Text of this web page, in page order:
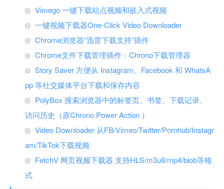
Vimego 一键下载站点视频和嵌入式视频
一键视频下载器One-Click Video Downloader
Chrome浏览器“迅雷下载支持”插件
Chrome文件下载管理插件：Chrono下载管理器
Story Saver 方便从 Instagram、Facebook 和 WhatsA
pp 等社交媒体平台下载和保存内容
PolyBox 搜索浏览器中的标签页、书签、下载记录、
访问历史（原Chrono Power Action ）
Video Downloader 从FB/Vimeo/Twitter/Pornhub/Instagr
am/TikTok下载视频
FetchV 网页视频下载器 支持HLS/m3u8/mp4/blob等格
式